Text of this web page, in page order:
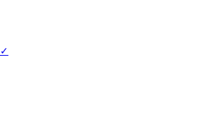
✓